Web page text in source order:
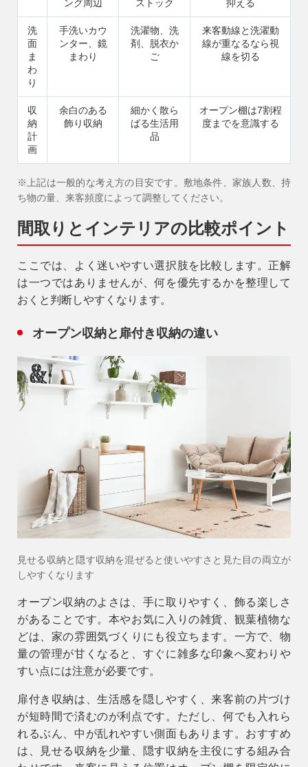
ング周辺 ストック 抑える
洗
面
ま
わ
り
手洗いカウ
ンター、鏡
まわり
洗濯物、洗
剤、脱衣か
ご
来客動線と洗濯動
線が重なるなら視
線を切る
収
納
計
画
余白のある
飾り収納
細かく散ら
ばる生活用
品
オープン棚は7割程
度までを意識する
※上記は一般的な考え方の目安です。敷地条件、家族人数、持
ち物の量、来客頻度によって調整してください。
間取りとインテリアの比較ポイント
ここでは、よく迷いやすい選択肢を比較します。正解
は一つではありませんが、何を優先するかを整理して
おくと判断しやすくなります。
オープン収納と扉付き収納の違い
見せる収納と隠す収納を混ぜると使いやすさと見た目の両立が
しやすくなります
オープン収納のよさは、手に取りやすく、飾る楽しさ
があることです。本やお気に入りの雑貨、観葉植物な
どは、家の雰囲気づくりにも役立ちます。一方で、物
量の管理が甘くなると、すぐに雑多な印象へ変わりや
すい点には注意が必要です。
扉付き収納は、生活感を隠しやすく、来客前の片づけ
が短時間で済むのが利点です。ただし、何でも入れら
れるぶん、中が乱れやすい側面もあります。おすすめ
は、
見せる収納を少量、隠す収納を主役にする組み合
アフターメンテナンス
04-2950-7171
04-2968-5522